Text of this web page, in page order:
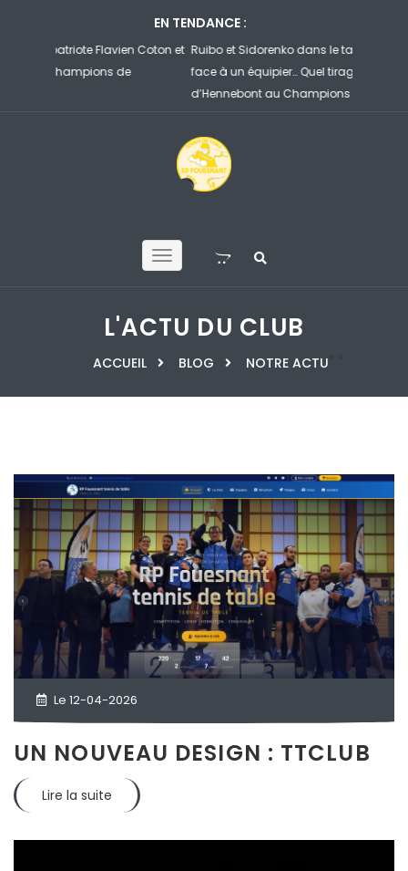
EN TENDANCE :
Ruibo et Sidorenko dans le tableau des Lebrun, Gauzy
face à un équipier… Quel tirage pour les joueurs
d’Hennebont au Champions de Yokohama ?
L'ACTU DU CLUB
ACCUEIL BLOG NOTRE ACTU
Le 12-04-2026
UN NOUVEAU DESIGN : TTCLUB
Lire la suite